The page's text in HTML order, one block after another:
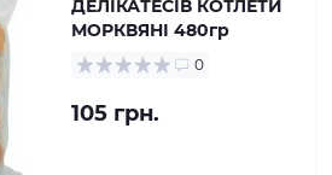
ДЕЛІКАТЕСІВ КОТЛЕТИ
МОРКВЯНІ 480гр
0
105 грн.